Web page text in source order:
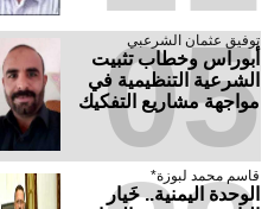
توفيق عثمان الشرعبي
أبوراس وخطاب تثبيت
الشرعية التنظيمية في
مواجهة مشاريع التفكيك
05
قاسم محمد لبوزة*
الوحدة اليمنية.. خَيار